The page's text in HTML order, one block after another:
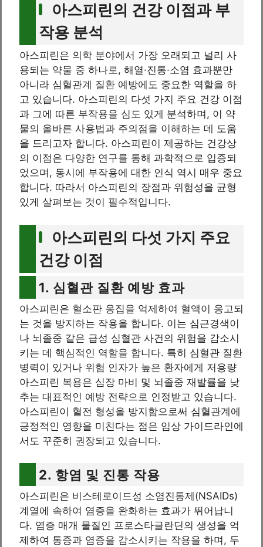
아스피린의 건강 이점과 부
작용 분석
아스피린은 의학 분야에서 가장 오래되고 널리 사
용되는 약물 중 하나로, 해열·진통·소염 효과뿐만
아니라 심혈관계 질환 예방에도 중요한 역할을 하
고 있습니다. 아스피린의 다섯 가지 주요 건강 이점
과 그에 따른 부작용을 심도 있게 분석하며, 이 약
물의 올바른 사용법과 주의점을 이해하는 데 도움
을 드리고자 합니다. 아스피린이 제공하는 건강상
의 이점은 다양한 연구를 통해 과학적으로 입증되
었으며, 동시에 부작용에 대한 인식 역시 매우 중요
합니다. 따라서 아스피린의 장점과 위험성을 균형
있게 살펴보는 것이 필수적입니다.
아스피린의 다섯 가지 주요
건강 이점
1. 심혈관 질환 예방 효과
아스피린은 혈소판 응집을 억제하여 혈액이 응고되
는 것을 방지하는 작용을 합니다. 이는 심근경색이
나 뇌졸중 같은 급성 심혈관 사건의 위험을 감소시
키는 데 핵심적인 역할을 합니다. 특히 심혈관 질환
병력이 있거나 위험 인자가 높은 환자에게 저용량
아스피린 복용은 심장 마비 및 뇌졸중 재발률을 낮
추는 대표적인 예방 전략으로 인정받고 있습니다.
아스피린이 혈전 형성을 방지함으로써 심혈관계에
긍정적인 영향을 미친다는 점은 임상 가이드라인에
서도 꾸준히 권장되고 있습니다.
2. 항염 및 진통 작용
아스피린은 비스테로이드성 소염진통제(NSAIDs)
계열에 속하여 염증을 완화하는 효과가 뛰어납니
다. 염증 매개 물질인 프로스타글란딘의 생성을 억
제하여 통증과 염증을 감소시키는 작용을 하며, 두